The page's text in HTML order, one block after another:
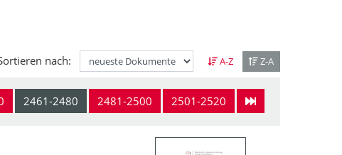
nach: A-Z Z-A
2461-2480 2481-2500 2501-2520